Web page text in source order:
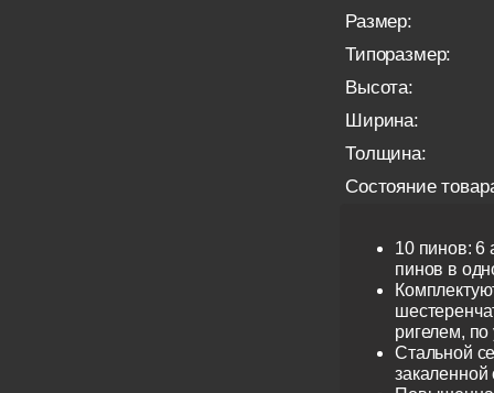
Размер:
Типоразмер:
Высота:
Ширина:
Толщина:
Состояние
10 пинов: 6
пинов в
ригелем,
Стальной
закаленной